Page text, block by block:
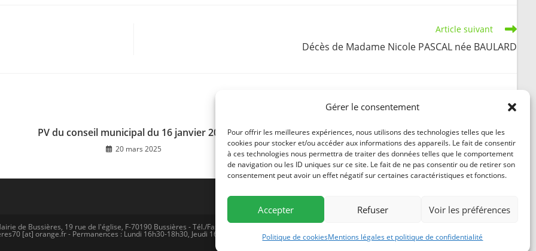
Gérer le consentement
Pour offrir les meilleures expériences, nous utilisons des technologies telles que les
cookies pour stocker et/ou accéder aux informations des appareils. Le fait de consentir
à ces technologies nous permettra de traiter des données telles que le comportement
de navigation ou les ID uniques sur ce site. Le fait de ne pas consentir ou de retirer son
consentement peut avoir un effet négatif sur certaines caractéristiques et fonctions.
Accepter Refuser Voir les préférences
Politique de cookiesMentions légales et politique de confidentialité
Article suivant
Décès de Madame Nicole PASCAL née BAULARD
PV du conseil municipal du 16 janvier 2025
20 mars 2025
Conseil Municipal du 20 mars 2019
1 avril 2019
de Bussières, 19 rue de l'église, F-70190 Bussières - Tél./Fax (0)3 81 57 77 84
[at] orange.fr - Permanences : Lundi 16h30-18h30, Jeudi 16h30-18H30 - Mentions légales